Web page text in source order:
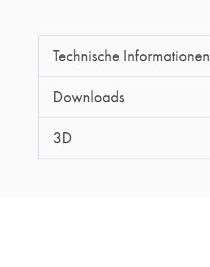
Technische Informationen
Downloads
3D